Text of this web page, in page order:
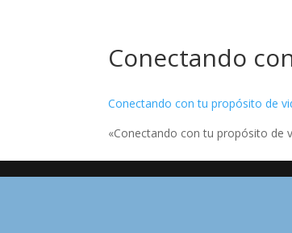
Conectando
Conectando con tu propósito de
«Conectando con tu propósito de